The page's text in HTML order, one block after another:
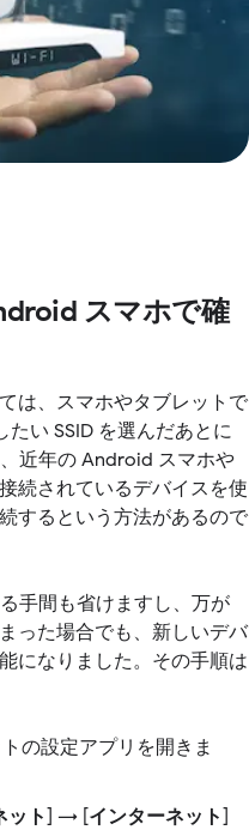
スマホで確
は、スマホやタブレットで
たい SSID を選んだあとに
近年の Android スマホや
続されているデバイスを使
するという方法があるので
手間も省けますし、万が
った場合でも、新しいデバ
になりました。その手順は
の設定アプリを開きま
ット] → [インターネット]